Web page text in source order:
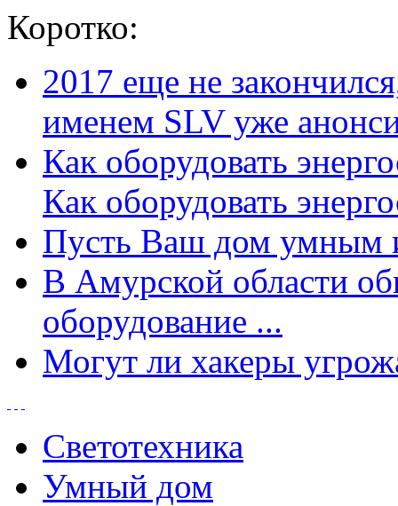
Коротко:
2017 еще не
именем SLV уже
Как оборудовать
Как оборудовать
Пусть Ваш дом умным
В Амурской области
оборудование ...
Могут ли хакеры
Светотехника
Умный дом